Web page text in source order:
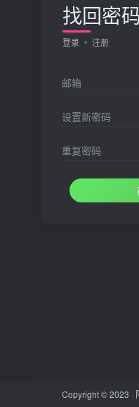
找回密
登录 注册
邮箱
设置新密码
重复密码
Copyright © 2023 ·